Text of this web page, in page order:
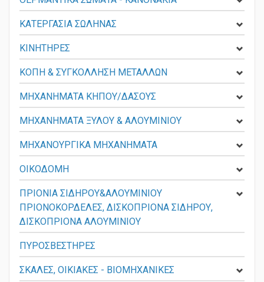
ΘΕΡΜΑΝΤΙΚΑ ΣΩΜΑΤΑ - KANONAKIA
ΚΑΤΕΡΓΑΣΙΑ ΣΩΛΗΝΑΣ
ΚΙΝΗΤΗΡΕΣ
ΚΟΠΗ & ΣΥΓΚΟΛΛΗΣΗ ΜΕΤΑΛΛΩΝ
ΜΗΧΑΝΗΜΑΤΑ ΚΗΠΟΥ/ΔΑΣΟΥΣ
ΜΗΧΑΝΗΜΑΤΑ ΞΥΛΟΥ & ΑΛΟΥΜΙΝΙΟΥ
ΜΗΧΑΝΟΥΡΓΙΚΑ ΜΗΧΑΝΗΜΑΤΑ
ΟΙΚΟΔΟΜΗ
ΠΡΙΟΝΙΑ ΣΙΔΗΡΟΥ&ΑΛΟΥΜΙΝΙΟΥ
ΠΡΙΟΝΟΚΟΡΔΕΛΕΣ, ΔΙΣΚΟΠΡΙΟΝΑ ΣΙΔΗΡΟΥ,
ΔΙΣΚΟΠΡΙΟΝΑ ΑΛΟΥΜΙΝΙΟΥ
ΠΥΡΟΣΒΕΣΤΗΡΕΣ
ΣΚΑΛΕΣ, ΟΙΚΙΑΚΕΣ - ΒΙΟΜΗΧΑΝΙΚΕΣ